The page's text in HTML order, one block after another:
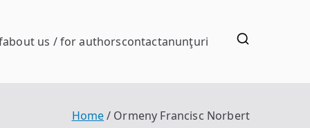
about us / for authorscontactanunţuri
Home Ormeny Francisc Norbert